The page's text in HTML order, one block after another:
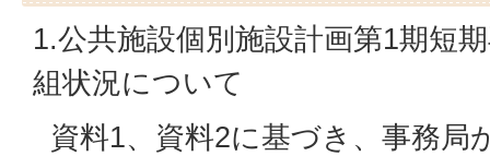
1.公共施設個別施設計画第1期短
組状況について
資料1、資料2に基づき、事務局